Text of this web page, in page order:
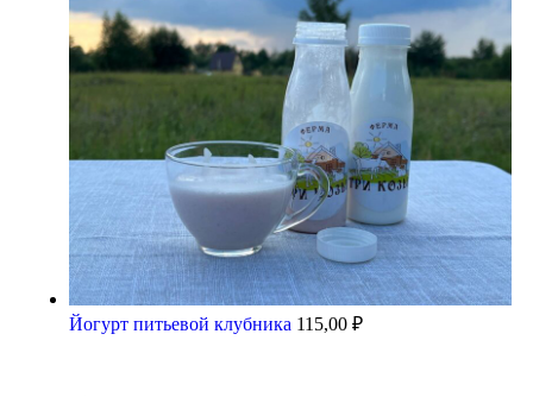
Йогурт питьевой клубника 115,00 ₽